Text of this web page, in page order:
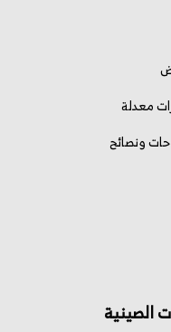
معدلة
ونصائح
الصينية